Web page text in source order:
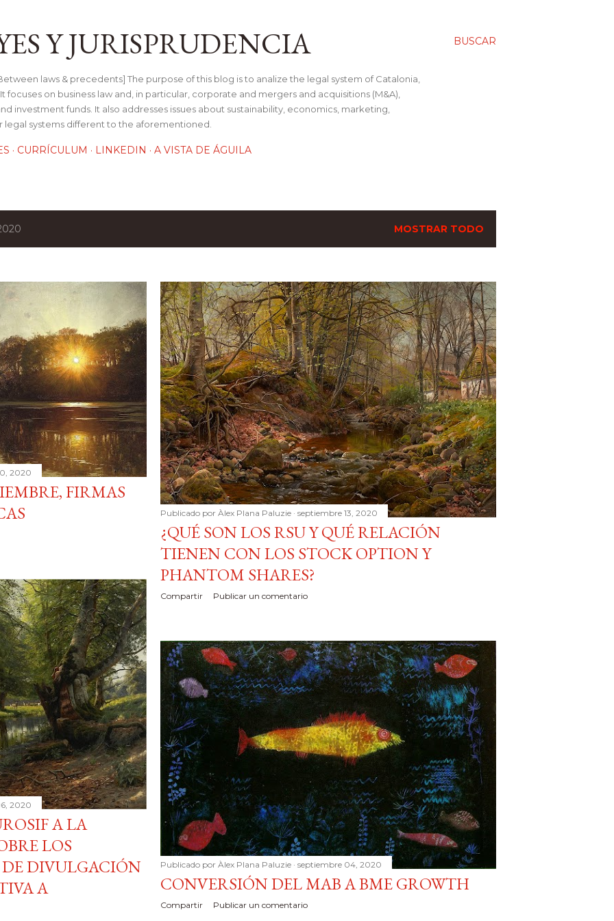
BUSCAR
Y JURISPRUDENCIA
laws & precedents] The purpose of this blog is to analize the legal system of Catalonia,
focuses on business law and, in particular, corporate and mergers and acquisitions (M&A),
investment funds. It also addresses issues about sustainability, economics, marketing,
legal systems different to the aforementioned.
CURRÍCULUM LINKEDIN A VISTA DE ÁGUILA
MOSTRAR TODO
2020
FIRMAS
Publicado por Àlex Plana Paluzie septiembre 13, 2020
¿QUÉ SON LOS RSU Y QUÉ RELACIÓN
TIENEN CON LOS STOCK OPTION Y
PHANTOM SHARES?
Compartir Publicar un comentario
2020
A LA
LOS
DIVULGACIÓN
A
Publicado por Àlex Plana Paluzie septiembre 04, 2020
CONVERSIÓN DEL MAB A BME GROWTH
Compartir Publicar un comentario